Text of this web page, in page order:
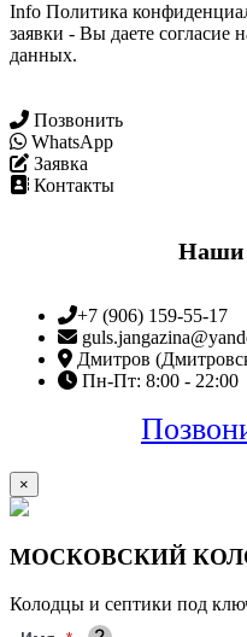
Info Политика
заявки - Вы даете согласие
данных.
Позвонить
WhatsApp
Заявка
Контакты
Наши
+7 (906) 159-55-17
Дмитров
Пн-Пт: 8:00 - 22:00
×
МОСКОВСКИЙ
Колодцы и септики под